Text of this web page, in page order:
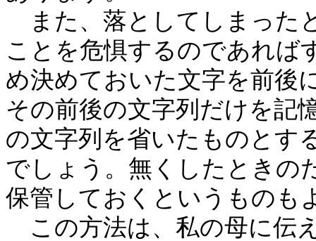
また、落としてしまった
ことを危惧するのであれば
め決めておいた文字を前後
その前後の文字列だけを記
の文字列を省いたものとす
でしょう。無くしたときの
保管しておくというものも
この方法は、私の母に伝